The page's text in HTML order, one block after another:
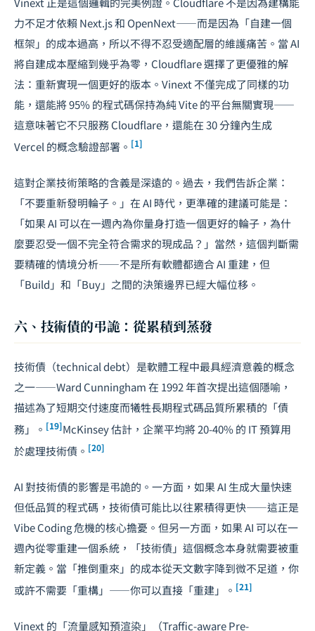
力不足才依賴 Next.js 和 OpenNext——而是因為「自建一個
框架」的成本過高，所以不得不忍受適配層的維護痛苦。當 AI
將自建成本壓縮到幾乎為零，Cloudflare 選擇了更優雅的解
法：重新實現一個更好的版本。Vinext 不僅完成了同樣的功
能，還能將 95% 的程式碼保持為純 Vite 的平台無關實現——
這意味著它不只服務 Cloudflare，還能在 30 分鐘內生成
Vercel 的概念驗證部署。 [1]
這對企業技術策略的含義是深遠的。過去，我們告訴企業：
「不要重新發明輪子。」在 AI 時代，更準確的建議可能是：
「如果 AI 可以在一週內為你量身打造一個更好的輪子，為什
麼要忍受一個不完全符合需求的現成品？」當然，這個判斷需
要精確的情境分析——不是所有軟體都適合 AI 重建，但
「Build」和「Buy」之間的決策邊界已經大幅位移。
六、技術債的弔詭：從累積到蒸發
技術債 （technical debt）是軟體工程中最具經濟意義的概念
之一——Ward Cunningham 在 1992 年首次提出這個隱喻，
描述為了短期交付速度而犧牲長期程式碼品質所累積的「債
務」。 [19]McKinsey 估計，企業平均將 20-40% 的 IT 預算用
於處理技術債。 [20]
AI 對技術債的影響是弔詭的。一方面，如果 AI 生成大量快速
但低品質的程式碼，技術債可能比以往累積得更快——這正是
Vibe Coding 危機的核心擔憂。但另一方面，如果 AI 可以在一
週內從零重建一個系統，「技術債」這個概念本身就需要被重
新定義。當「推倒重來」的成本從天文數字降到微不足道，你
或許不需要「重構」——你可以直接「重建」。 [21]
Vinext 的「流量感知預渲染」（Traffic-aware Pre-